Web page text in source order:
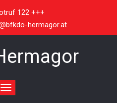
122 +++
hermagor.at
Toggle
navigation